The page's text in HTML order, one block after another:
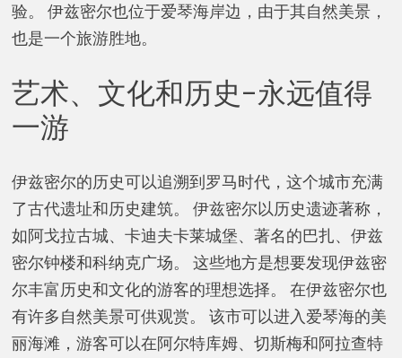
验。 伊兹密尔也位于爱琴海岸边，由于其自然美景，
也是一个旅游胜地。
艺术、文化和历史–永远值得
一游
伊兹密尔的历史可以追溯到罗马时代，这个城市充满
了古代遗址和历史建筑。 伊兹密尔以历史遗迹著称，
如阿戈拉古城、卡迪夫卡莱城堡、著名的巴扎、伊兹
密尔钟楼和科纳克广场。 这些地方是想要发现伊兹密
尔丰富历史和文化的游客的理想选择。 在伊兹密尔也
有许多自然美景可供观赏。 该市可以进入爱琴海的美
丽海滩，游客可以在阿尔特库姆、切斯梅和阿拉查特